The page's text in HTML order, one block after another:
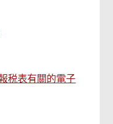
税表有關的電子